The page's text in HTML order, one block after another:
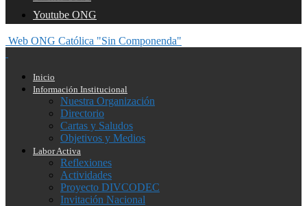
Youtube ONG
Web ONG Católica "Sin Componenda"
Inicio
Información Institucional
Nuestra Organización
Directorio
Cartas y Saludos
Objetivos y Medios
Labor Activa
Reflexiones
Actividades
Proyecto DIVCODEC
Invitación Nacional